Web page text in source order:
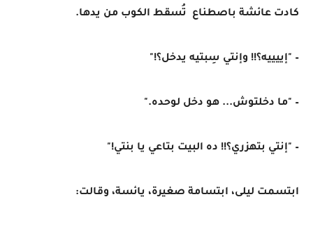
كادت عائشة باصطناع تُسقط الكوب من يدها.
– "إييييه؟!! وإنتي سِبتيه يدخل؟!"
– "ما دخلتوش... هو دخل لوحده."
– "إنتي بتهزري؟!! ده البيت بتاعي يا بنتي!"
ابتسمت ليلى، ابتسامة صغيرة، يائسة، وقالت: